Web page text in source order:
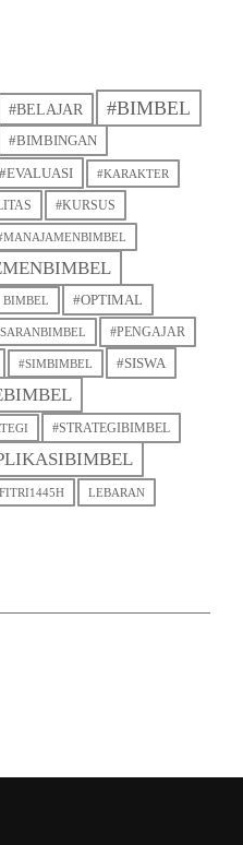
#BELAJAR #BIMBEL
#BIMBINGAN
#EVALUASI #KARAKTER
#KURSUS
BIMBEL #OPTIMAL
#PENGAJAR
#SIMBIMBEL #SISWA
#STRATEGIBIMBEL
LEBARAN